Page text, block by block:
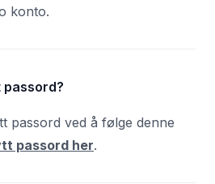
konto.
passord ved å følge denne
passord her.